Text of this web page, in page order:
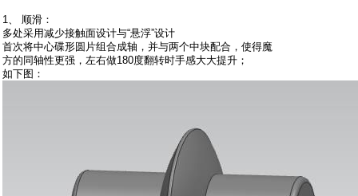
1、 顺滑：
多处采用减少接触面设计与“悬浮”设计
首次将中心碟形圆片组合成轴，并与两个中块配合，使得魔
方的同轴性更强，左右做180度翻转时手感大大提升；
如下图：